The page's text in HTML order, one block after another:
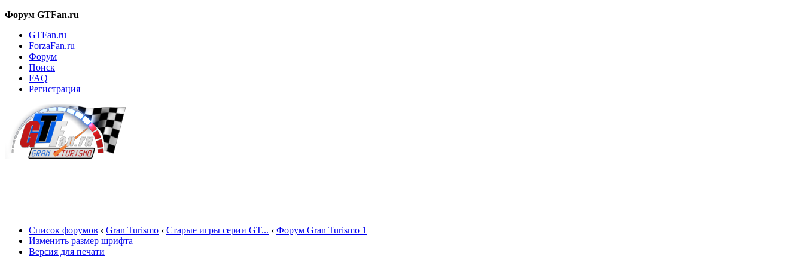
Форум GTFan.ru
GTFan.ru
ForzaFan.ru
Форум
Поиск
FAQ
Регистрация
Список форумов ‹ Gran Turismo ‹ Старые игры серии GT... ‹ Форум Gran Turismo 1
Изменить размер шрифта
Версия для печати